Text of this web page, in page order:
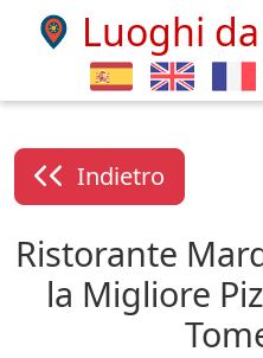
Luoghi
Indietro
Ristorante
la Migliore